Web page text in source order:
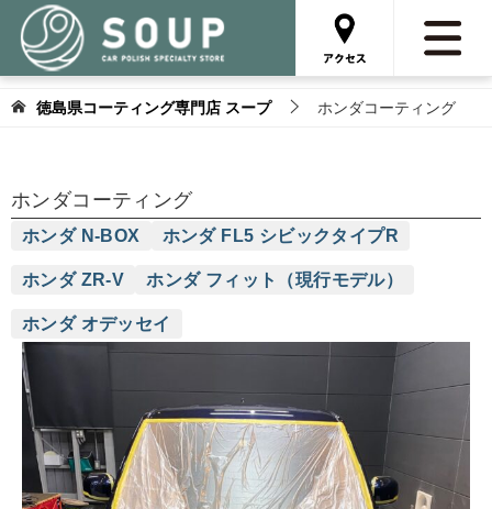
徳島県コーティング専門店 スープ ホンダコーティング
ホンダコーティング
ホンダ N-BOX ホンダ FL5 シビックタイプR
ホンダ ZR-V ホンダ フィット（現行モデル）
ホンダ オデッセイ